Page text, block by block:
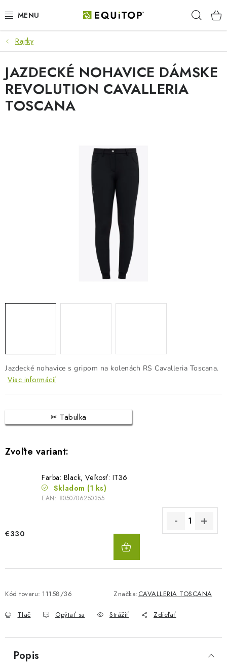
na
JAZDEC
KÔŇ
PONY
ZNAČKY
Podmienky ochrany osobných údajov
Napíšte nám
Rajtky
Jazdecké nohavice s gripom na kolenách RS Cavalleria Toscana.
Viac informácií
Tabulka
Farba: Black, Veľkosť: IT36
Skladom (1 ks)
EAN: 8050706250355
€330
Kód tovaru: 11158/36 Značka:CAVALLERIA TOSCANA
Tlač Opýtať sa Strážiť Zdieľať
JAZDECKÉ NOHAVICE DÁMSKE
REVOLUTION CAVALLERIA
TOSCANA
Popis